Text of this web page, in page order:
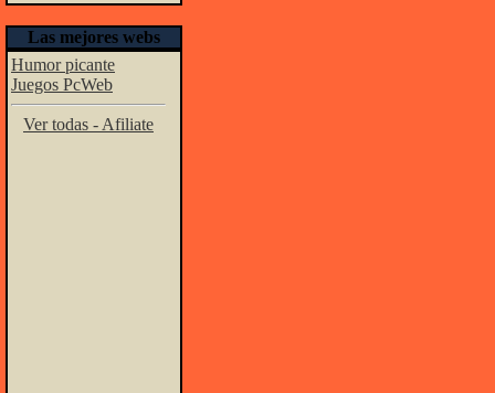
Las mejores webs
Humor picante
Juegos PcWeb
Ver todas - Afiliate